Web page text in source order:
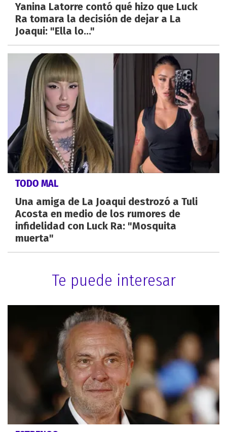
Yanina Latorre contó qué hizo que Luck
Ra tomara la decisión de dejar a La
Joaqui: "Ella lo..."
TODO MAL
Una amiga de La Joaqui destrozó a Tuli
Acosta en medio de los rumores de
infidelidad con Luck Ra: "Mosquita
muerta"
Te puede interesar